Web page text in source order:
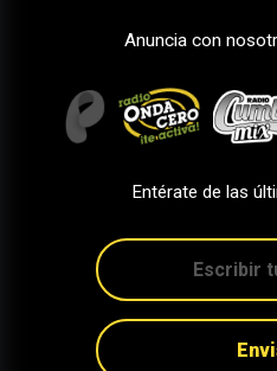
Anuncia con
Entérate de las